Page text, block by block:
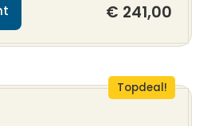
€ 241,00
Topdeal!